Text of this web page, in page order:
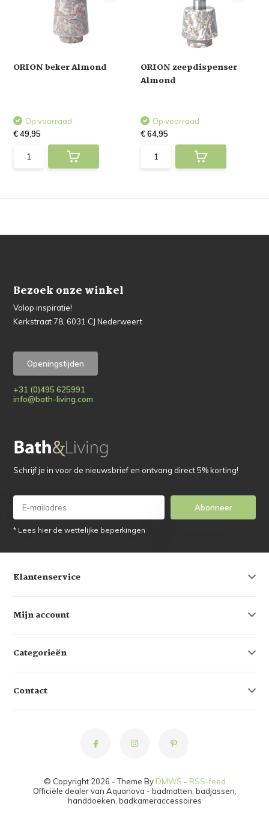
ORION beker Almond
Op voorraad
€ 49,95
ORION zeepdispenser
Almond
Op voorraad
€ 64,95
Bezoek onze winkel
Volop inspiratie!
Kerkstraat 78, 6031 CJ Nederweert
Openingstijden
+31 (0)495 625991
info@bath-living.com
Schrijf je in voor de nieuwsbrief en ontvang direct 5% korting!
Abonneer
* Lees hier de wettelijke beperkingen
Klantenservice
Mijn account
Categorieën
Contact
© Copyright 2026 - Theme By DMWS - RSS-feed
Officiële dealer van Aquanova - badmatten, badjassen,
handdoeken, badkameraccessoires